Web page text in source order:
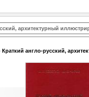
архитектурный
англо-русский,